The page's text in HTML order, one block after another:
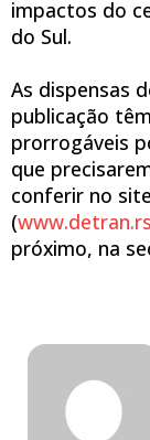
impactos do
do Sul.
As dispensas
publicação
prorrogáveis
que
conferir no
(
próximo, na